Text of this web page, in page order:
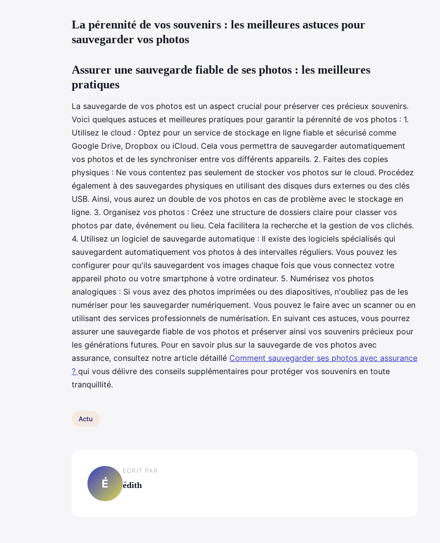
La pérennité de vos souvenirs : les meilleures astuces pour
sauvegarder vos photos
Assurer une sauvegarde fiable de ses photos : les meilleures
pratiques
La sauvegarde de vos photos est un aspect crucial pour préserver ces précieux souvenirs.
Voici quelques astuces et meilleures pratiques pour garantir la pérennité de vos photos : 1.
Utilisez le cloud : Optez pour un service de stockage en ligne fiable et sécurisé comme
Google Drive, Dropbox ou iCloud. Cela vous permettra de sauvegarder automatiquement
vos photos et de les synchroniser entre vos différents appareils. 2. Faites des copies
physiques : Ne vous contentez pas seulement de stocker vos photos sur le cloud. Procédez
également à des sauvegardes physiques en utilisant des disques durs externes ou des clés
USB. Ainsi, vous aurez un double de vos photos en cas de problème avec le stockage en
ligne. 3. Organisez vos photos : Créez une structure de dossiers claire pour classer vos
photos par date, événement ou lieu. Cela facilitera la recherche et la gestion de vos clichés.
4. Utilisez un logiciel de sauvegarde automatique : Il existe des logiciels spécialisés qui
sauvegardent automatiquement vos photos à des intervalles réguliers. Vous pouvez les
configurer pour qu'ils sauvegardent vos images chaque fois que vous connectez votre
appareil photo ou votre smartphone à votre ordinateur. 5. Numérisez vos photos
analogiques : Si vous avez des photos imprimées ou des diapositives, n'oubliez pas de les
numériser pour les sauvegarder numériquement. Vous pouvez le faire avec un scanner ou en
utilisant des services professionnels de numérisation. En suivant ces astuces, vous pourrez
assurer une sauvegarde fiable de vos photos et préserver ainsi vos souvenirs précieux pour
les générations futures. Pour en savoir plus sur la sauvegarde de vos photos avec
assurance, consultez notre article détaillé Comment sauvegarder ses photos avec assurance
? qui vous délivre des conseils supplémentaires pour protéger vos souvenirs en toute
tranquillité.
Actu
É
ECRIT PAR
édith